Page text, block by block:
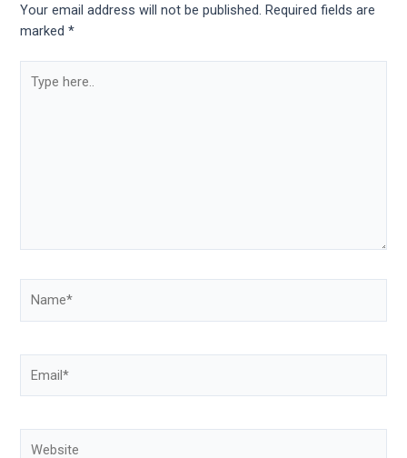
Your email address will not be published. Required fields are
marked*
here..